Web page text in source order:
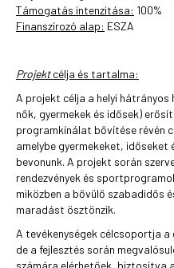
Támogatás intenzitása: 100%
Finanszírozó alap: ESZA
Projekt célja és tartalma:
A projekt célja a helyi hátrányos
nők, gyermekek és idősek)
programkínálat bővítése révén
amelybe gyermekeket, időseket
bevonunk. A projekt során
rendezvények és
miközben a bővülő szabadidős
maradást ösztönzik.
A tevékenységek célcsoportja
de a fejlesztés során
számára elérhetőek, biztosítva